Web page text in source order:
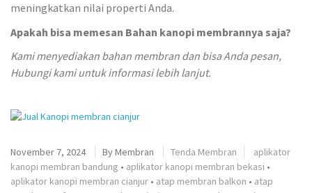
meningkatkan nilai properti Anda.
Apakah bisa memesan Bahan kanopi membrannya saja?
Kami menyediakan bahan membran dan bisa Anda pesan,
Hubungi kami untuk informasi lebih lanjut.
November 7, 2024 ByMembran Tenda Membran
aplikator
kanopi membran bandung • aplikator kanopi membran bekasi •
aplikator kanopi membran cianjur • atap membran balkon • atap